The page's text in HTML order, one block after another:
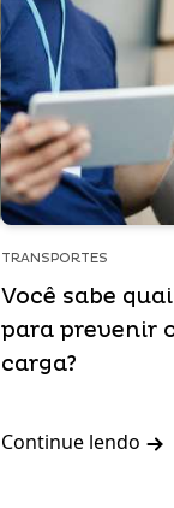
TRANSPORTES
Você sabe
para prevenir
carga?
Continue lendo